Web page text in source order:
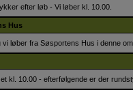
efter løb - Vi løber kl. 10.00.
Hus
løber fra Søsportens Hus i denne
kl. 10.00 - efterfølgende er der